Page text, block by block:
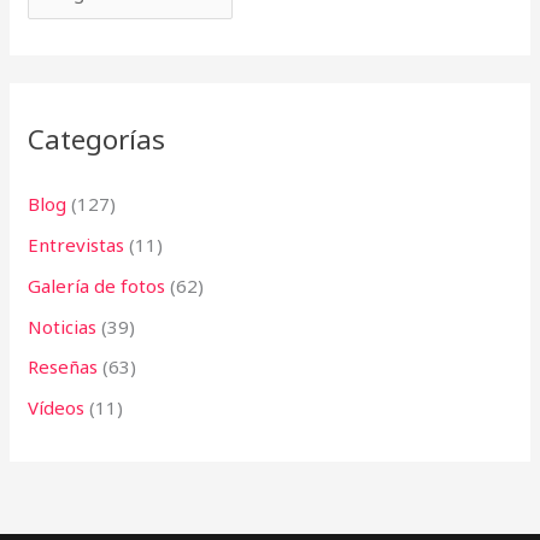
o
Categorías
Blog (127)
Entrevistas (11)
Galería de fotos (62)
Noticias (39)
Reseñas (63)
Vídeos (11)